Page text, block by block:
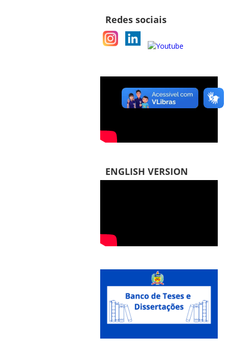
Redes sociais
ENGLISH VERSION